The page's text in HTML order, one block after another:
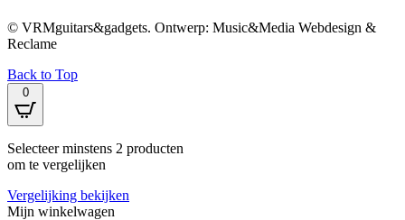
© VRMguitars&gadgets. Ontwerp: Music&Media Webdesign &
Reclame
Back to Top
0
Selecteer minstens 2 producten
om te vergelijken
Vergelijking bekijken
Mijn winkelwagen